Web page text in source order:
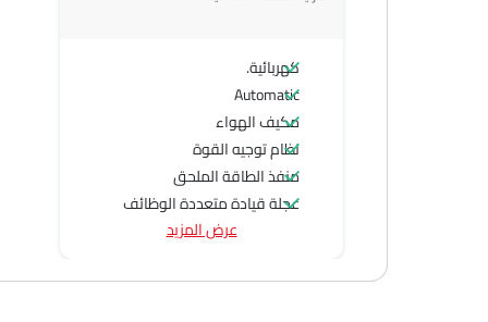
كهربائية.
Automatic
مكيف الهواء
نظام توجيه القوة
منفذ الطاقة الملحق
عجلة قيادة متعددة الوظائف
مشغل الأقراص المدمجة
مكبرات الصوت الخلفية
عرض المزيد